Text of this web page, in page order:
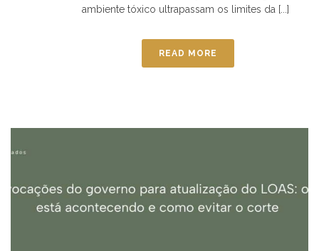
ambiente tóxico ultrapassam os limites da [...]
READ MORE